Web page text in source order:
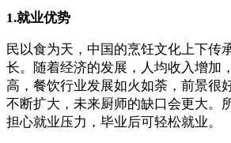
1.就业优势
民以食为天，中国的烹饪文化上下传
长。随着经济的发展，人均收入增加
高，餐饮行业发展如火如荼，前景很
不断扩大，未来厨师的缺口会更大。
担心就业压力，毕业后可轻松就业。